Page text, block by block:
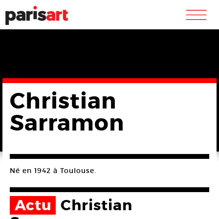
m
Christian
Sarramon
Né en 1942 à Toulouse.
Actu Christian